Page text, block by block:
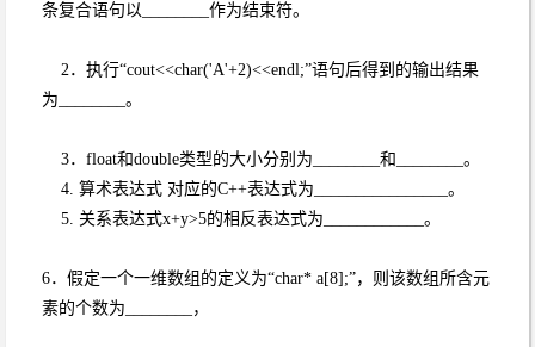
条复合语句以________作为结束符。
2．执行“cout<<char('A'+2)<<endl;”语句后得到的输出结果
为________。
3．float和double类型的大小分别为________和________。
4. 算术表达式 对应的C++表达式为________________。
5. 关系表达式x+y>5的相反表达式为____________。
6．假定一个一维数组的定义为“char* a[8];”，则该数组所含元
素的个数为________，